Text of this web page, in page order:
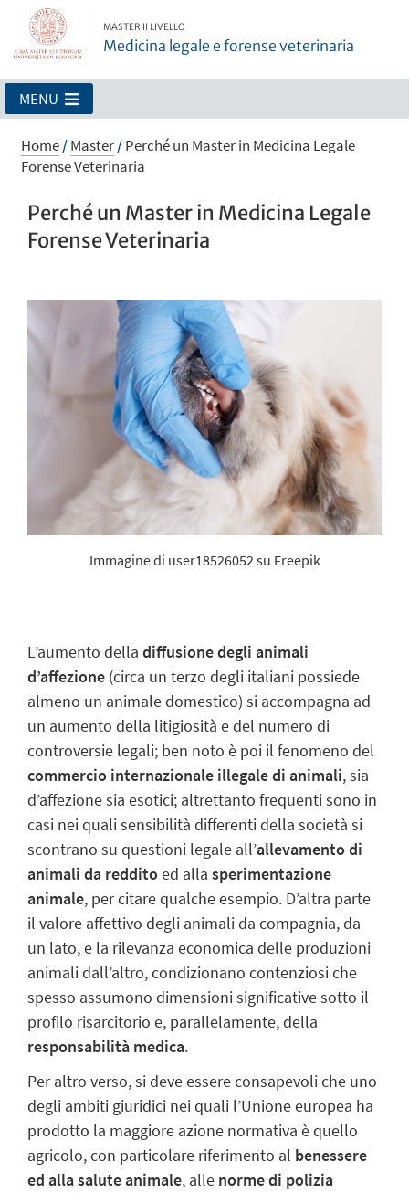
MASTER II LIVELLO
Medicina legale e forense veterinaria
MENU
Home/Master/Perché un Master in Medicina Legale
Forense Veterinaria
Perché un Master in Medicina Legale
Forense Veterinaria
Immagine di user18526052 su Freepik
L’aumento della diffusione degli animali
d’affezione (circa un terzo degli italiani possiede
almeno un animale domestico) si accompagna ad
un aumento della litigiosità e del numero di
controversie legali; ben noto è poi il fenomeno del
commercio internazionale illegale di animali, sia
d’affezione sia esotici; altrettanto frequenti sono in
casi nei quali sensibilità differenti della società si
scontrano su questioni legale all’allevamento di
animali da redditoed alla sperimentazione
animale, per citare qualche esempio. D’altra parte
il valore affettivo degli animali da compagnia, da
un lato, e la rilevanza economica delle produzioni
animali dall’altro, condizionano contenziosi che
spesso assumono dimensioni significative sotto il
profilo risarcitorio e, parallelamente, della
responsabilità medica.
Per altro verso, si deve essere consapevoli che uno
degli ambiti giuridici nei quali l’Unione europea ha
prodotto la maggiore azione normativa è quello
agricolo, con particolare riferimento al benessere
ed alla salute animale, alle norme di polizia